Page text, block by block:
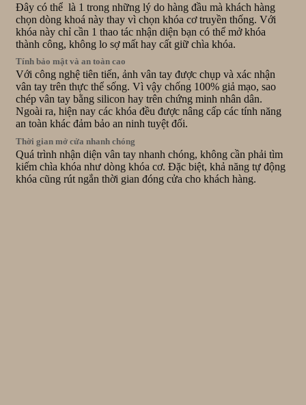
Đây có thể là 1 trong những lý do hàng đầu mà khách hàng
chọn dòng khoá này thay vì chọn khóa cơ truyền thống. Với
khóa này chỉ cần 1 thao tác nhận diện bạn có thể mở khóa
thành công, không lo sợ mất hay cất giữ chìa khóa.
Tính bảo mật và an toàn cao
Với công nghệ tiên tiến, ảnh vân tay được chụp và xác nhận
vân tay trên thực thể sống. Vì vậy chống 100% giả mạo, sao
chép vân tay bằng silicon hay trên chứng minh nhân dân.
Ngoài ra, hiện nay các khóa đều được nâng cấp các tính năng
an toàn khác đảm bảo an ninh tuyệt đối.
Thời gian mở cửa nhanh chóng
Quá trình nhận diện vân tay nhanh chóng, không cần phải tìm
kiếm chìa khóa như dòng khóa cơ. Đặc biệt, khả năng tự động
khóa cũng rút ngắn thời gian đóng cửa cho khách hàng.